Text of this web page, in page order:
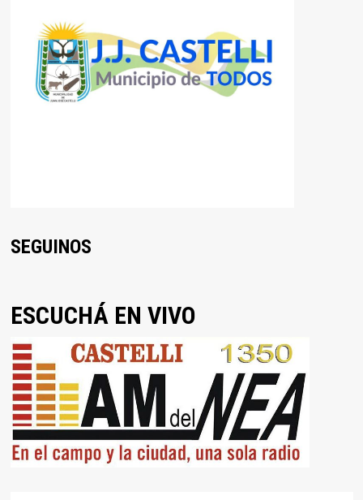
SEGUINOS
ESCUCHÁ EN VIVO